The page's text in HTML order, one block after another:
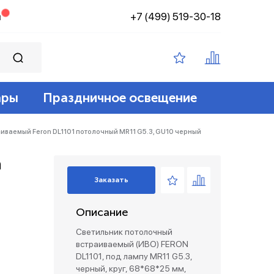
+7 (499) 519-30-18
филамент
12v
беспроводные
коробки и коннекторы
Праздничное освещение
Feron DL1101 потолочный MR11 G5.3, GU10 черный
Заказать
Описание
Светильник потолочный
встраиваемый (ИВО) FERON
DL1101, под лампу MR11 G5.3,
черный, круг, 68*68*25 мм,